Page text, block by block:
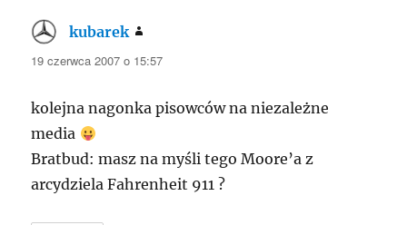
kubarek
19 czerwca 2007 o 15:57
kolejna nagonka pisowców na niezależne
media
Bratbud: masz na myśli tego Moore’a z
arcydziela Fahrenheit 911 ?